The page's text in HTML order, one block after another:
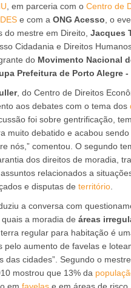
, em parceria com o Centro de
e com a ONG Acesso , o
do mestre em Direito, Jacques
Cidadania e Direitos
do Movimento Nacional
Prefeitura de Porto Alegre -
, do Centro de Direitos
aos debates com o tema dos
foi sobre gentrificação,
muito debatido e acabou
nós,” comentou. O segundo
dos direitos de moradia,
relacionados a
e disputas de território
a conversa com
a moradia de áreas
regular para habitação é
pelo aumento de favelas e
das cidades”. Segundo o
mostrou que 13% da